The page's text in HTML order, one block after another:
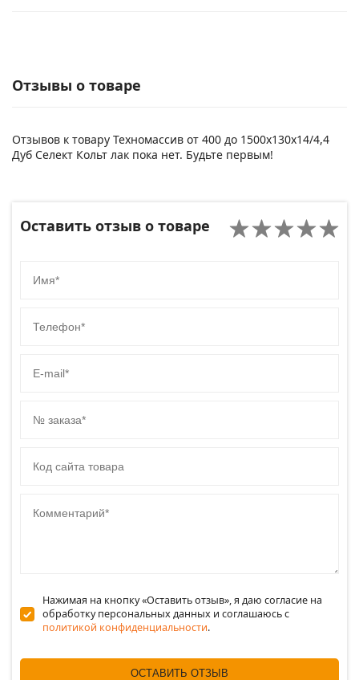
Отзывы о товаре
Отзывов к товару Техномассив от 400 до 1500х130х14/4,4
Дуб Селект Кольт лак пока нет. Будьте первым!
Оставить отзыв о товаре
Нажимая на кнопку «Оставить отзыв», я даю согласие на
обработку персональных данных и соглашаюсь c
политикой конфиденциальности.
ОСТАВИТЬ ОТЗЫВ